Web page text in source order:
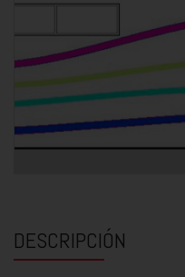
DESCRIPCIÓN